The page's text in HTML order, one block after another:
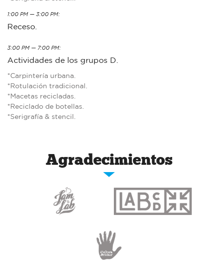
1:00 PM — 3:00 PM:
Receso.
3:00 PM — 7:00 PM:
Actividades de los grupos D.
*Carpintería urbana.
*Rotulación tradicional.
*Macetas recicladas.
*Reciclado de botellas.
*Serigrafía & stencil.
Agradecimientos